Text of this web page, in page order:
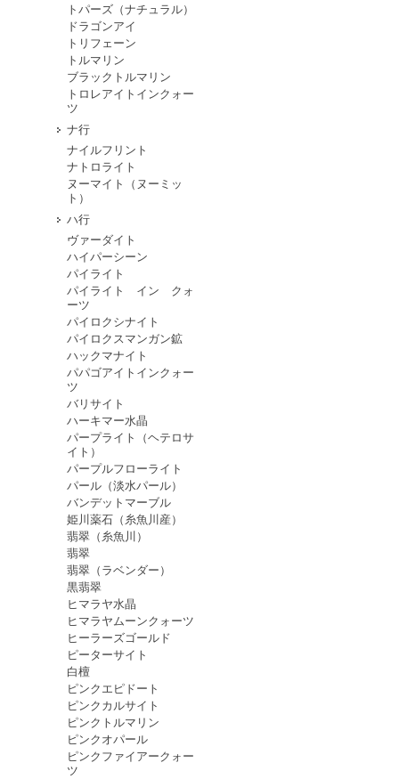
トパーズ（ナチュラル）
ドラゴンアイ
トリフェーン
トルマリン
ブラックトルマリン
トロレアイトインクォー
ツ
ナ行
ナイルフリント
ナトロライト
ヌーマイト（ヌーミッ
ト）
ハ行
ヴァーダイト
ハイパーシーン
パイライト
パイライト イン クォ
ーツ
パイロクシナイト
パイロクスマンガン鉱
ハックマナイト
パパゴアイトインクォー
ツ
バリサイト
ハーキマー水晶
パープライト（ヘテロサ
イト）
パープルフローライト
パール（淡水パール）
バンデットマーブル
姫川薬石（糸魚川産）
翡翠（糸魚川）
翡翠
翡翠（ラベンダー）
黒翡翠
ヒマラヤ水晶
ヒマラヤムーンクォーツ
ヒーラーズゴールド
ピーターサイト
白檀
ピンクエピドート
ピンクカルサイト
ピンクトルマリン
ピンクオパール
ピンクファイアークォー
ツ